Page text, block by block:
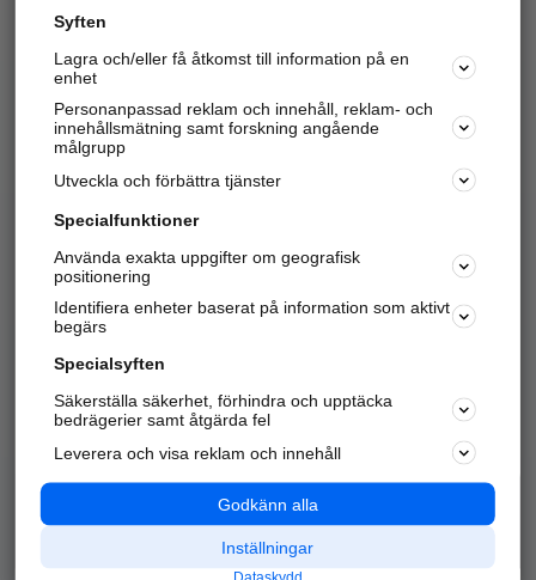
Hitta.se - Gratis nummerupplysning.
Sök företag, personer och platser.
Hitta telefonnummer, adresser, företagsinfo mm.
Marknadsför företaget
Kom igång och annonsera mot
samarbetspartners nära dig.
Alla kategorier
Populära sökningar
API & Kartor
Annonsera
Integritet
Nödnummer
Syften
Lagra och/eller få åtkomst till information på en
enhet
Personanpassad reklam och innehåll, reklam- och
innehållsmätning samt forskning angående
målgrupp
Utveckla och förbättra tjänster
Specialfunktioner
Använda exakta uppgifter om geografisk
positionering
Identifiera enheter baserat på information som aktivt
begärs
Specialsyften
Säkerställa säkerhet, förhindra och upptäcka
bedrägerier samt åtgärda fel
Leverera och visa reklam och innehåll
Godkänn alla
Inställningar
Dataskydd